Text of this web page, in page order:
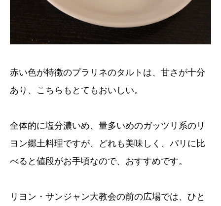
赤い色が特徴のプラリネのタルトは、甘さが十分
あり、こちらもとてもおいしい。
全体的に塩分濃いめ、量多いめのガッツリ系のリ
ヨン郷土料理ですが、どれも美味しく、パリに比
べると値段がお手頃なので、おすすめです。
リヨン・サンジャン大教会の前の広場では、ひと